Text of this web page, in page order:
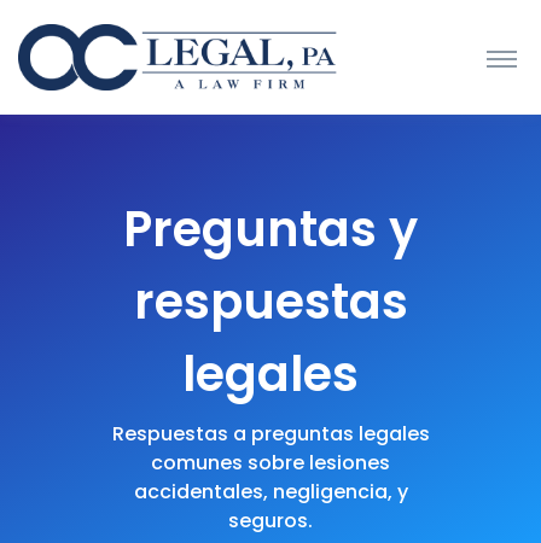
Preguntas y
respuestas
legales
Respuestas a preguntas legales
comunes sobre lesiones
accidentales, negligencia, y
seguros.